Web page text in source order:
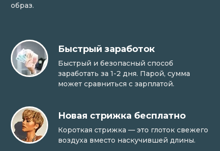
образ.
Быстрый заработок
Быстрый и безопасный способ
заработать за 1-2 дня. Парой, сумма
может сравниться с зарплатой.
Новая стрижка бесплатно
Короткая стрижка — это глоток свежего
воздуха вместо наскучившей длины.